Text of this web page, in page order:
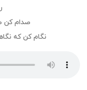
صدام کن
نگام کن که